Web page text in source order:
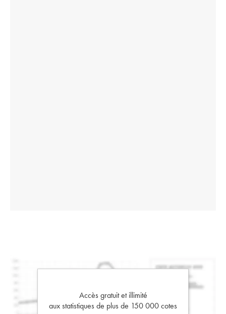
Accès gratuit et illimité
aux statistiques de plus de 150 000 cotes